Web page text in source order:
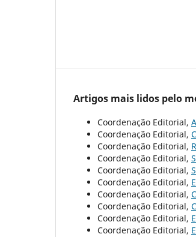
Artigos mais lidos pelo
Coordenação Editorial,
Coordenação Editorial,
Coordenação Editorial,
Coordenação Editorial,
Coordenação Editorial,
Coordenação Editorial,
Coordenação Editorial,
Coordenação Editorial,
Coordenação Editorial,
Coordenação Editorial,